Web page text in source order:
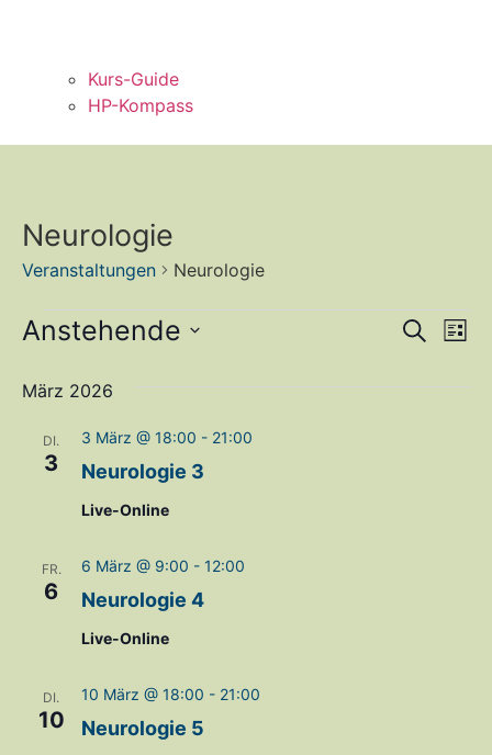
Kurs-Guide
HP-Kompass
Neurologie
Veranstaltungen Neurologie
SucheListe
Anstehende
März 2026
DI.
3 Neurologie 3
3 März @ 18:00 - 21:00
Live-Online
FR.
6 Neurologie 4
6 März @ 9:00 - 12:00
Live-Online
DI.
10 Neurologie 5
10 März @ 18:00 - 21:00